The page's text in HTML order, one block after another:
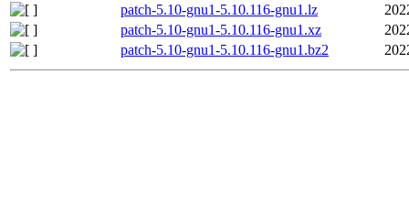
patch-5.10-gnu1-5.10.116-gnu1.lz
patch-5.10-gnu1-5.10.116-gnu1.xz
patch-5.10-gnu1-5.10.116-gnu1.bz2